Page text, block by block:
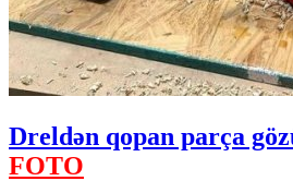
Dreldən qopan parça
FOTO